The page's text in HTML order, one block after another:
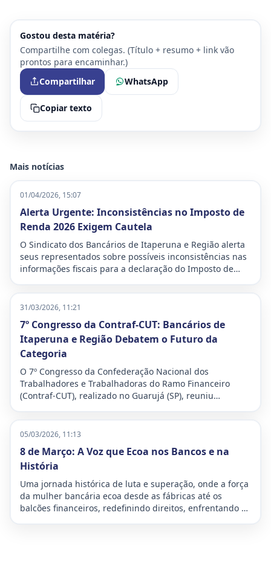
Gostou desta matéria?
Compartilhe com colegas. (Título + resumo + link vão
prontos para encaminhar.)
Compartilhar
WhatsApp
Copiar texto
Mais notícias
01/04/2026, 15:07
Alerta Urgente: Inconsistências no Imposto de
Renda 2026 Exigem Cautela
O Sindicato dos Bancários de Itaperuna e Região alerta
seus representados sobre possíveis inconsistências nas
informações fiscais para a declaração do Imposto de
redobrada para evitar problemas com a Receita Federal,
especialmente a temida malha fina.
31/03/2026, 11:21
7º Congresso da Contraf-CUT: Bancários de
Itaperuna e Região Debatem o Futuro da
Categoria
O 7º Congresso da Confederação Nacional dos
Trabalhadores e Trabalhadoras do Ramo Financeiro
(Contraf-CUT), realizado no Guarujá (SP), reuniu
desafios e traçar os planos de luta para o futuro da
categoria bancária. O evento, que ocorreu entre os dias
defender e avançar: o futuro é nosso!”
05/03/2026, 11:13
8 de Março: A Voz que Ecoa nos Bancos e na
História
Uma jornada histórica de luta e superação, onde a força
da mulher bancária ecoa desde as fábricas até os
balcões financeiros, redefinindo direitos, enfrentando a